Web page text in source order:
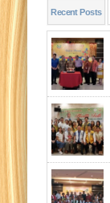
Recent Posts